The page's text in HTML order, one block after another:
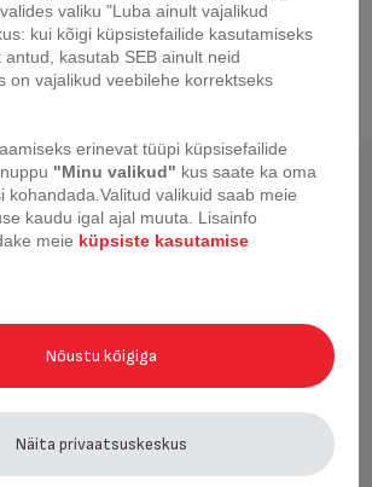
valiku "Luba ainult vajalikud
kui kõigi küpsistefailide kasutamiseks
antud, kasutab SEB ainult neid
on vajalikud veebilehe korrektseks
erinevat tüüpi küpsisefailide
"Minu valikud" kus saate ka oma
kohandada. Valitud valikuid saab meie
kaudu igal ajal muuta. Lisainfo
meie küpsiste kasutamise
Nõustu kõigiga
Näita privaatsuskeskus